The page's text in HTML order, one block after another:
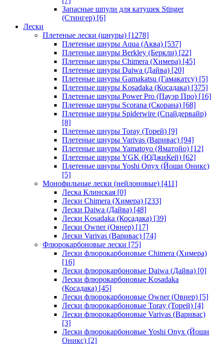
Запасные шпули для катушек Stinger
(Стингер) [6]
Лески
Плетеные лески (шнуры) [1278]
Плетеные шнуры Aqua (Аква) [537]
Плетеные шнуры Berkley (Беркли) [22]
Плетеные шнуры Chimera (Химера) [45]
Плетеные шнуры Daiwa (Дайва) [20]
Плетеные шнуры Gamakatsu (Гамакатсу) [5]
Плетеные шнуры Kosadaka (Косадака) [375]
Плетеные шнуры Power Pro (Пауэр Про) [16]
Плетеные шнуры Scorana (Скорана) [68]
Плетеные шнуры Spiderwire (Спайдервайр)
[8]
Плетеные шнуры Toray (Торей) [9]
Плетеные шнуры Varivas (Варивас) [94]
Плетеные шнуры Yamatoyo (Яматойо) [12]
Плетеные шнуры YGK (ЮДжиКей) [62]
Плетеные шнуры Yoshi Onyx (Йоши Оникс)
[5]
Монофильные лески (нейлоновые) [411]
Леска Клинская [0]
Лески Chimera (Химера) [233]
Лески Daiwa (Дайва) [48]
Лески Kosadaka (Косадака) [39]
Лески Owner (Овнер) [17]
Лески Varivas (Варивас) [74]
Флюрокарбоновые лески [75]
Лески флюрокарбоновые Chimera (Химера)
[16]
Лески флюрокарбоновые Daiwa (Дайва) [0]
Лески флюрокарбоновые Kosadaka
(Косадака) [45]
Лески флюрокарбоновые Owner (Овнер) [5]
Лески флюрокарбоновые Toray (Торей) [4]
Лески флюрокарбоновые Varivas (Варивас)
[3]
Лески флюрокарбоновые Yoshi Onyx (Йоши
Оникс) [2]